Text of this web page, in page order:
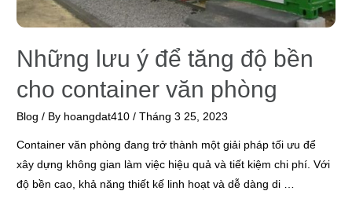
Những lưu ý để tăng độ bền
cho container văn phòng
Blog / By hoangdat410 /Tháng 3 25, 2023
Container văn phòng đang trở thành một giải pháp tối ưu để
xây dựng không gian làm việc hiệu quả và tiết kiệm chi phí. Với
độ bền cao, khả năng thiết kế linh hoạt và dễ dàng di …